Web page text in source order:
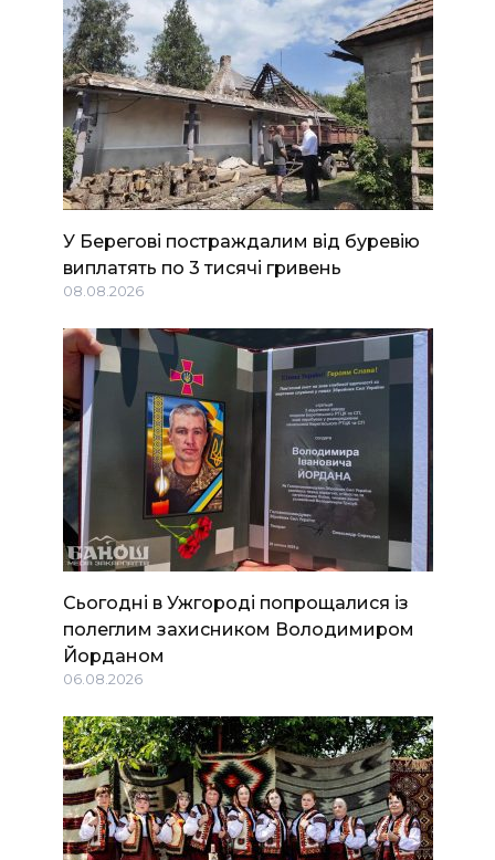
У Берегові постраждалим від буревію
виплатять по 3 тисячі гривень
08.08.2026
Сьогодні в Ужгороді попрощалися із
полеглим захисником Володимиром
Йорданом
06.08.2026